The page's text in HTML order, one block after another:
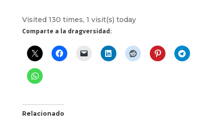
Visited 130 times, 1 visit(s) today
Comparte a la dragversidad:
Relacionado